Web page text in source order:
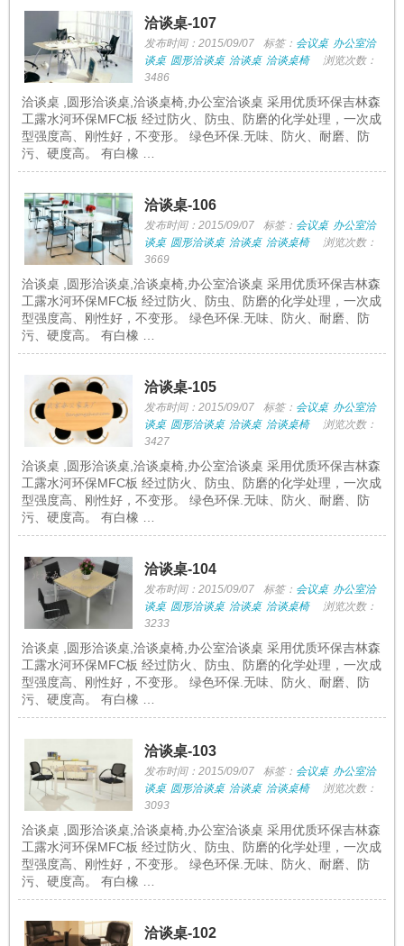
洽谈桌-107
发布时间：2015/09/07 标签： 会议桌 办公室洽
谈桌 圆形洽谈桌 洽谈桌 洽谈桌椅
浏览次数：
3486
洽谈桌 ,圆形洽谈桌,洽谈桌椅,办公室洽谈桌 采用优质环保吉林森
工露水河环保MFC板 经过防火、防虫、防磨的化学处理，一次成
型强度高、刚性好，不变形。 绿色环保.无味、防火、耐磨、防
污、硬度高。 有白橡 …
洽谈桌-106
发布时间：2015/09/07 标签： 会议桌 办公室洽
谈桌 圆形洽谈桌 洽谈桌 洽谈桌椅
浏览次数：
3669
洽谈桌 ,圆形洽谈桌,洽谈桌椅,办公室洽谈桌 采用优质环保吉林森
工露水河环保MFC板 经过防火、防虫、防磨的化学处理，一次成
型强度高、刚性好，不变形。 绿色环保.无味、防火、耐磨、防
污、硬度高。 有白橡 …
洽谈桌-105
发布时间：2015/09/07 标签： 会议桌 办公室洽
谈桌 圆形洽谈桌 洽谈桌 洽谈桌椅
浏览次数：
3427
洽谈桌 ,圆形洽谈桌,洽谈桌椅,办公室洽谈桌 采用优质环保吉林森
工露水河环保MFC板 经过防火、防虫、防磨的化学处理，一次成
型强度高、刚性好，不变形。 绿色环保.无味、防火、耐磨、防
污、硬度高。 有白橡 …
洽谈桌-104
发布时间：2015/09/07 标签： 会议桌 办公室洽
谈桌 圆形洽谈桌 洽谈桌 洽谈桌椅
浏览次数：
3233
洽谈桌 ,圆形洽谈桌,洽谈桌椅,办公室洽谈桌 采用优质环保吉林森
工露水河环保MFC板 经过防火、防虫、防磨的化学处理，一次成
型强度高、刚性好，不变形。 绿色环保.无味、防火、耐磨、防
污、硬度高。 有白橡 …
洽谈桌-103
发布时间：2015/09/07 标签： 会议桌 办公室洽
谈桌 圆形洽谈桌 洽谈桌 洽谈桌椅
浏览次数：
3093
洽谈桌 ,圆形洽谈桌,洽谈桌椅,办公室洽谈桌 采用优质环保吉林森
工露水河环保MFC板 经过防火、防虫、防磨的化学处理，一次成
型强度高、刚性好，不变形。 绿色环保.无味、防火、耐磨、防
污、硬度高。 有白橡 …
洽谈桌-102